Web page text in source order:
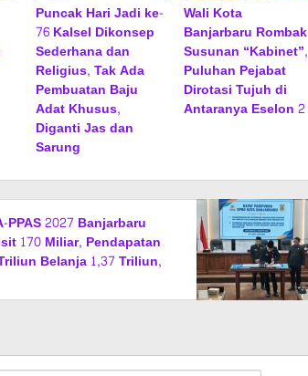
Puncak Hari Jadi ke-
76 Kalsel Dikonsep
Sederhana dan
Religius, Tak Ada
Pembuatan Baju
Adat Khusus,
Diganti Jas dan
Sarung
Wali Kota
Banjarbaru Rombak
Susunan “Kabinet”,
Puluhan Pejabat
Dirotasi Tujuh di
Antaranya Eselon 2
PPAS 2027 Banjarbaru
170 Miliar, Pendapatan
Belanja 1,37 Triliun,